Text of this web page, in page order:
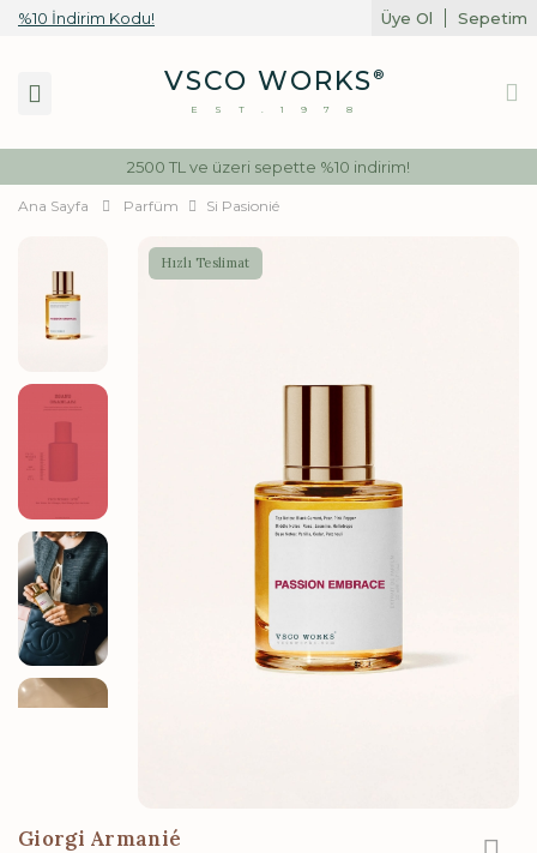
%10 İndirim Kodu! Üye Ol Sepetim
navigation
VSCO WORKS ®
EST.1978
2500 TL ve üzeri sepette %10 indirim!
Ana Sayfa Parfüm Si Pasionié
Hızlı Teslimat
Giorgi Armanié